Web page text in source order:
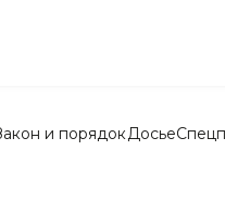
и порядок Досье